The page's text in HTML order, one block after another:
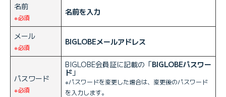
名前
※必須
名前を入力
メール
※必須
BIGLOBEメールアドレス
パスワード
※必須
BIGLOBE会員証に記載の「BIGLOBEパスワー
ド 」
※パスワードを変更した場合は、変更後のパスワード
を入力します。